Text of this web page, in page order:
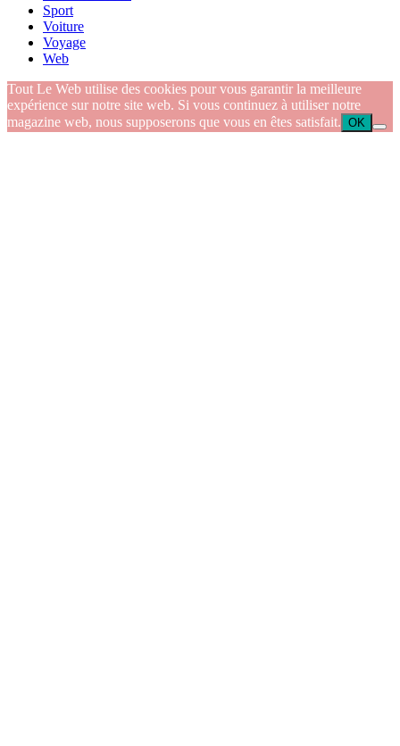
Sport
Voiture
Voyage
Web
Tout Le Web utilise des cookies pour vous garantir la meilleure
expérience sur notre site web. Si vous continuez à utiliser notre
magazine web, nous supposerons que vous en êtes satisfait. OK